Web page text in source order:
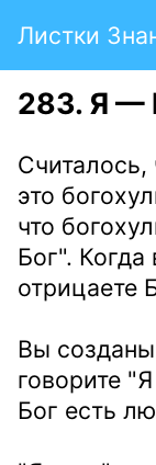
Листки
283. Я —
это
что
Бог".
отрицаете
Вы
говорите
Бог есть